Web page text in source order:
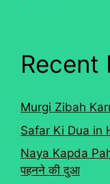
Recent
Murgi Zibah
Safar Ki Dua in
Naya Kapda
पहनने की दुआ